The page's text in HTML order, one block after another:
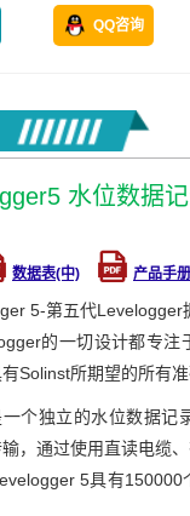
QQ咨询
水位数据
数据表(中) 产品手册
5-第五代Levelogger
的一切设计都专注
Solinst所期望的所有准
个独立的水位数据记
，通过使用直读电缆
5具有150000